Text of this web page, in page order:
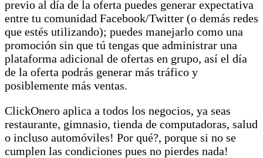
previo al día de la oferta puedes generar expectativa
entre tu comunidad Facebook/Twitter (o demás redes
que estés utilizando); puedes manejarlo como una
promoción sin que tú tengas que administrar una
plataforma adicional de ofertas en grupo, así el día
de la oferta podrás generar más tráfico y
posiblemente más ventas.
ClickOnero aplica a todos los negocios, ya seas
restaurante, gimnasio, tienda de computadoras, salud
o incluso automóviles! Por qué?, porque si no se
cumplen las condiciones pues no pierdes nada!